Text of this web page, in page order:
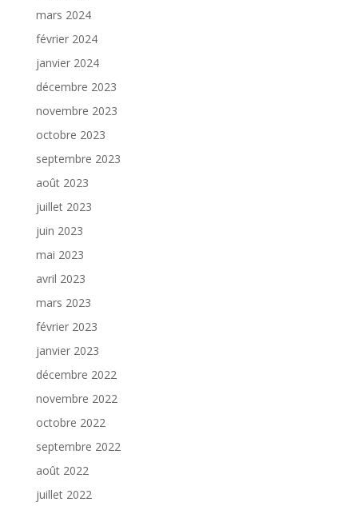
mars 2024
février 2024
janvier 2024
décembre 2023
novembre 2023
octobre 2023
septembre 2023
août 2023
juillet 2023
juin 2023
mai 2023
avril 2023
mars 2023
février 2023
janvier 2023
décembre 2022
novembre 2022
octobre 2022
septembre 2022
août 2022
juillet 2022